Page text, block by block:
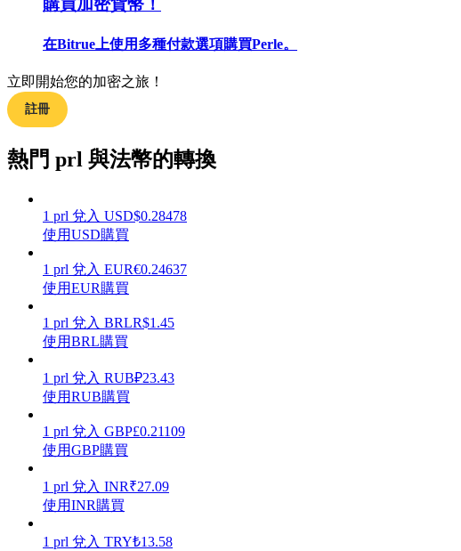
合約指南
合約功能使用指南
學習如何保持盈利
購買加密貨幣！
在Bitrue上使用多種付款選項購買Perle。
立即開始您的加密之旅！
註冊
熱門 prl 與法幣的轉換
1 prl 兌入 USD$0.28478
使用USD購買
1 prl 兌入 EUR€0.24637
使用EUR購買
1 prl 兌入 BRLR$1.45
使用BRL購買
1 prl 兌入 RUB₽23.43
使用RUB購買
1 prl 兌入 GBP£0.21109
使用GBP購買
1 prl 兌入 INR₹27.09
使用INR購買
1 prl 兌入 TRY₺13.58